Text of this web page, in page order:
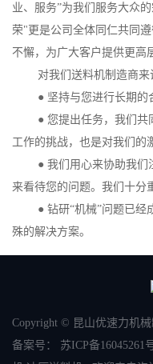
业、服务”为我们服务大众
荣"更是公司全体同仁共同
不懈，为广大客户提供更高
对我们送料机制造商来
● 坚持与您进行长期的合
● 您提出任务，我们共同
工作的挑战，也是对我们的
● 我们用心来协助我们注
来看待您的问题。我们十分
● 钻研“机械”问题已经成
殊的解决方案。
Copyright © 昆山优速力机
备案号： 苏ICP备16045261